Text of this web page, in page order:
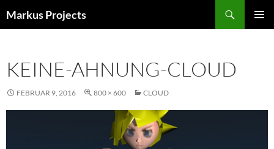
Inhalt
Markus Projects
KEINE-AHNUNG-CLOUD
FEBRUAR 9, 2016 800 × 600 CLOUD